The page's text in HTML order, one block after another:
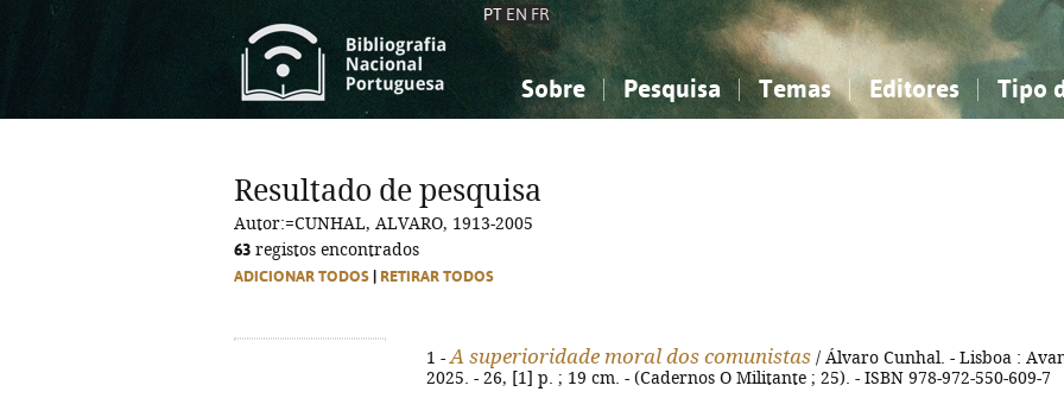
PT EN FR
Sobre Pesquisa Temas
Ciências sociais...
Editores Tipo
Ciências sociais...
Resultado de pesquisa
Autor:=CUNHAL, ALVARO, 1913-2005
63 registos encontrados
ADICIONAR TODOS RETIRAR TODOS
1 - A superioridade moral dos comunistas / Álvaro Cunhal. - Lisboa :
2025. - 26, [1] p. ; 19 cm. - (Cadernos O Militante ; 25). - ISBN 978-972-550-609-7